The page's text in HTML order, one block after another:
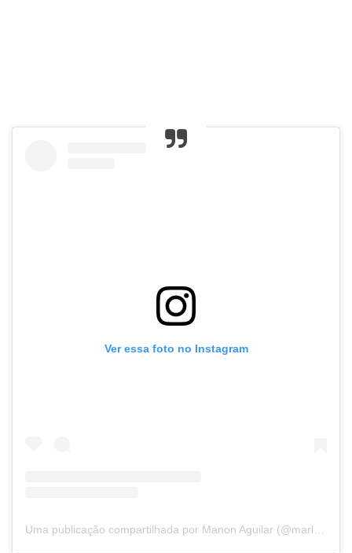
Ver essa foto no Instagram
Uma publicação compartilhada por Manon Aguilar (@marlene_rougier)